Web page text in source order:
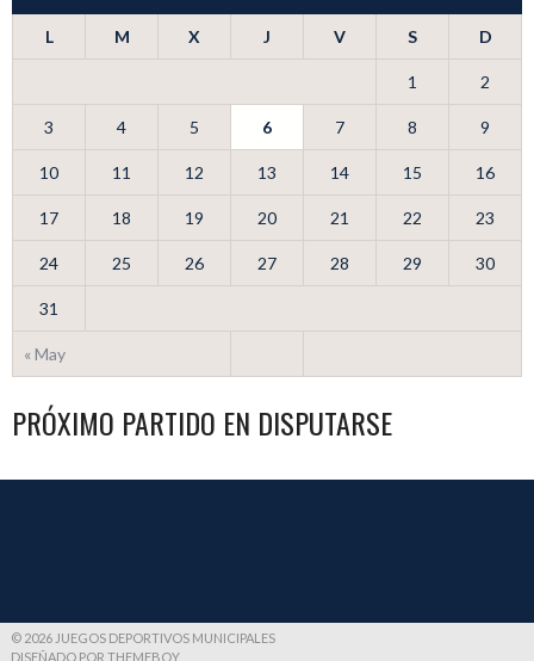
L M X J V S D
« May
1 2
3 4 5 6 7 8 9
10 11 12 13 14 15 16
17 18 19 20 21 22 23
24 25 26 27 28 29 30
31
PRÓXIMO PARTIDO EN DISPUTARSE
© 2026 JUEGOS DEPORTIVOS MUNICIPALES
DISEÑADO POR THEMEBOY